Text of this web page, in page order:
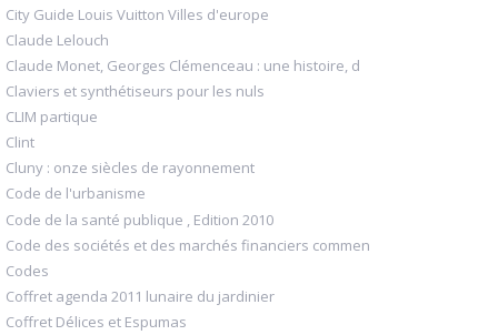
City Guide Louis Vuitton Villes d'europe
Claude Lelouch
Claude Monet, Georges Clémenceau : une histoire, d
Claviers et synthétiseurs pour les nuls
CLIM partique
Clint
Cluny : onze siècles de rayonnement
Code de l'urbanisme
Code de la santé publique , Edition 2010
Code des sociétés et des marchés financiers commen
Codes
Coffret agenda 2011 lunaire du jardinier
Coffret Délices et Espumas